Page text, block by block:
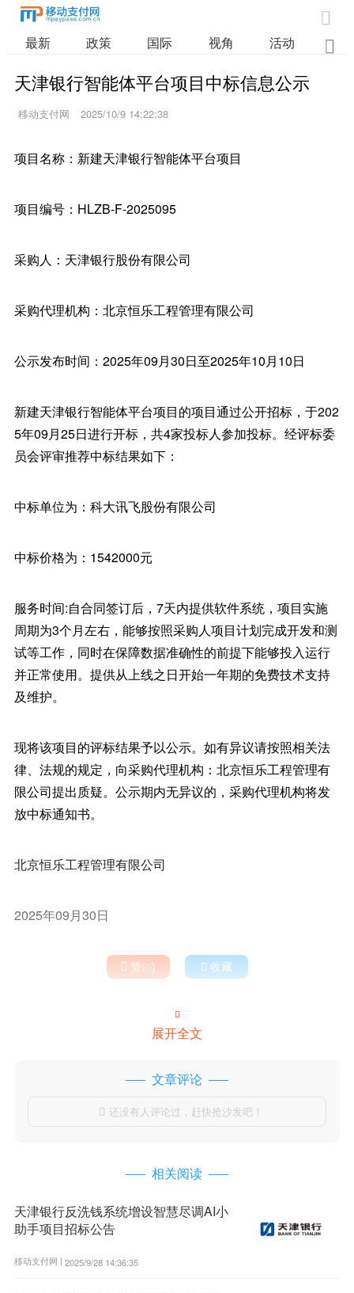

最新 政策 国际 视角 活动 业

天津银行智能体平台项目中标信息公示
移动支付网 2025/10/9 14:22:38
项目名称：新建天津银行智能体平台项目
项目编号：HLZB-F-2025095
采购人：天津银行股份有限公司
采购代理机构：北京恒乐工程管理有限公司
公示发布时间：2025年09月30日至2025年10月10日
新建天津银行智能体平台项目的项目通过公开招标，于202
5年09月25日进行开标，共4家投标人参加投标。经评标委
员会评审推荐中标结果如下：
中标单位为：科大讯飞股份有限公司
中标价格为：1542000元
服务时间:自合同签订后，7天内提供软件系统，项目实施
周期为3个月左右，能够按照采购人项目计划完成开发和测
试等工作，同时在保障数据准确性的前提下能够投入运行
并正常使用。提供从上线之日开始一年期的免费技术支持
及维护。
现将该项目的评标结果予以公示。如有异议请按照相关法
律、法规的规定，向采购代理机构：北京恒乐工程管理有
限公司提出质疑。公示期内无异议的，采购代理机构将发
放中标通知书。
北京恒乐工程管理有限公司
2025年09月30日
 赞()  收藏

展开全文
文章评论
 还没有人评论过，赶快抢沙发吧！
相关阅读
天津银行反洗钱系统增设智慧尽调AI小
助手项目招标公告
移动支付网 | 2025/9/28 14:36:35